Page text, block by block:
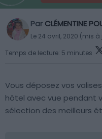
Par CLÉMENTINE
Le 24 avril, 2020 (mis
Temps de lecture: 5 minutes
Vous déposez vos
hôtel avec vue pendant
sélection des meilleurs